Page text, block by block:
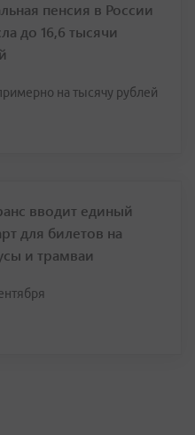
пенсия в России
до 16,6 тысячи
на тысячу рублей
вводит единый
для билетов на
и трамваи